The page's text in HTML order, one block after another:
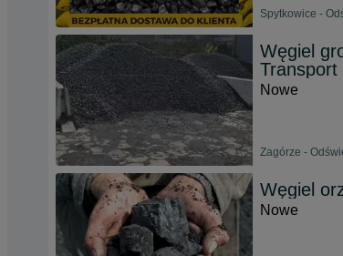
Spytkowice -
Węgiel
Transport
Nowe
Zagórze -
Węgiel
Nowe